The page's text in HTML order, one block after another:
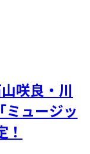
咲良・川
ミュージッ